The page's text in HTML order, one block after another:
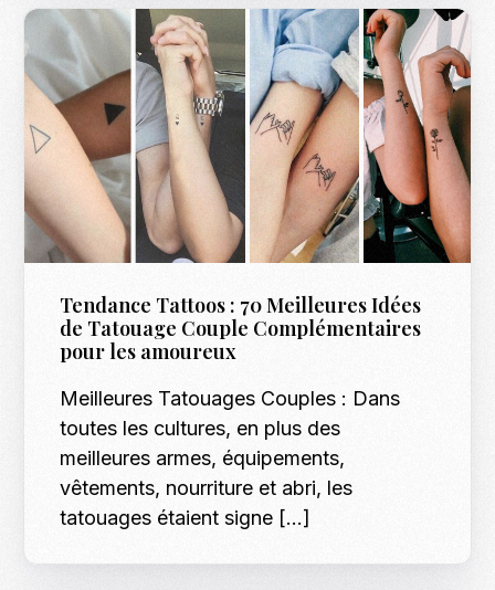
Tendance Tattoos : 70 Meilleures Idées
de Tatouage Couple Complémentaires
pour les amoureux
Meilleures Tatouages Couples : Dans
toutes les cultures, en plus des
meilleures armes, équipements,
vêtements, nourriture et abri, les
tatouages étaient signe […]